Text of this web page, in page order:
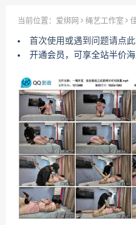
当前位置： 爱绑网 绳艺工作室
首次使用或遇到问题请点
开通会员，可享全站半价